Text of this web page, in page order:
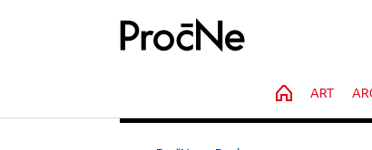
HOME
ART